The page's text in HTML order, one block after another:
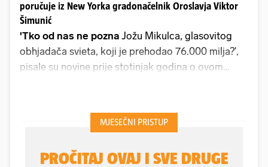
poručuje iz New Yorka gradonačelnik Oroslavja Viktor
Šimunić
'Tko od nas ne pozna Jožu Mikulca, glasovitog
obhjadača svieta, koji je prehodao 76.000 milja?',
pisale su novine prije stotinjak godina o ovom
"vratima Zagorja". Mikulec se, rođen 1878., iz
rodnog kraja otisnuo u svijet kad su mu bile 23
pa zato promijenio osamdeset pari cipela, a sa